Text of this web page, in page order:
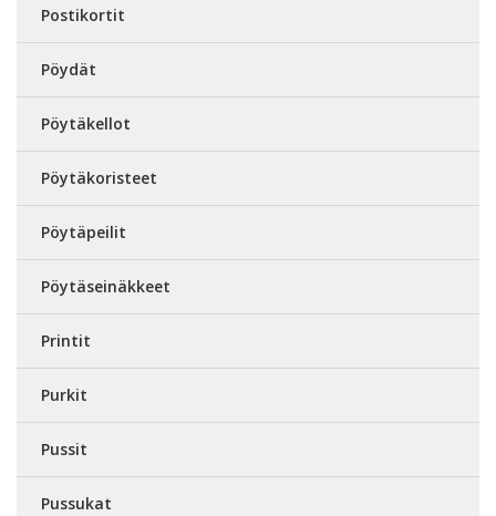
Postikortit
Pöydät
Pöytäkellot
Pöytäkoristeet
Pöytäpeilit
Pöytäseinäkkeet
Printit
Purkit
Pussit
Pussukat